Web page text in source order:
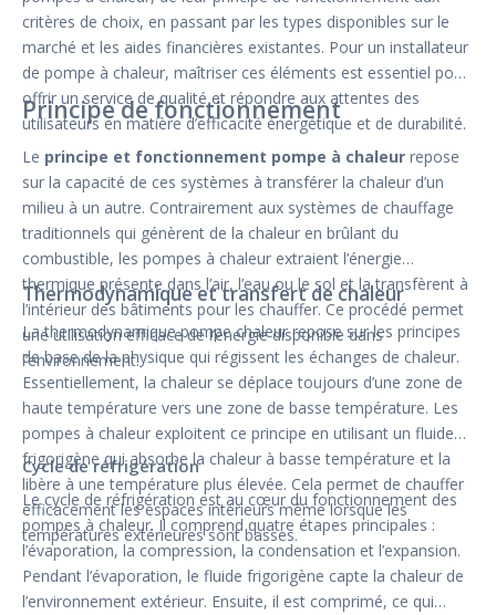
critères de choix, en passant par les types disponibles sur le
marché et les aides financières existantes. Pour un installateur
de pompe à chaleur, maîtriser ces éléments est essentiel pour
offrir un service de qualité et répondre aux attentes des
utilisateurs en matière d’efficacité énergétique et de durabilité.
Principe de fonctionnement
Le principe et fonctionnement pompe à chaleur repose
sur la capacité de ces systèmes à transférer la chaleur d’un
milieu à un autre. Contrairement aux systèmes de chauffage
traditionnels qui génèrent de la chaleur en brûlant du
combustible, les pompes à chaleur extraient l’énergie
thermique présente dans l’air, l’eau ou le sol et la transfèrent à
l’intérieur des bâtiments pour les chauffer. Ce procédé permet
une utilisation efficace de l’énergie disponible dans
l’environnement.
Thermodynamique et transfert de chaleur
La thermodynamique pompe chaleur repose sur les principes
de base de la physique qui régissent les échanges de chaleur.
Essentiellement, la chaleur se déplace toujours d’une zone de
haute température vers une zone de basse température. Les
pompes à chaleur exploitent ce principe en utilisant un fluide
frigorigène qui absorbe la chaleur à basse température et la
libère à une température plus élevée. Cela permet de chauffer
efficacement les espaces intérieurs même lorsque les
températures extérieures sont basses.
Cycle de réfrigération
Le cycle de réfrigération est au cœur du fonctionnement des
pompes à chaleur. Il comprend quatre étapes principales :
l’évaporation, la compression, la condensation et l’expansion.
Pendant l’évaporation, le fluide frigorigène capte la chaleur de
l’environnement extérieur. Ensuite, il est comprimé, ce qui